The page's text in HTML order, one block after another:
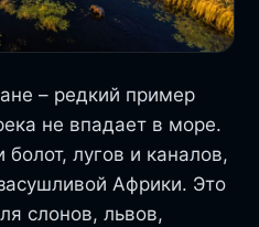
– редкий пример
не впадает в море.
лугов и каналов,
Африки. Это
слонов, львов,